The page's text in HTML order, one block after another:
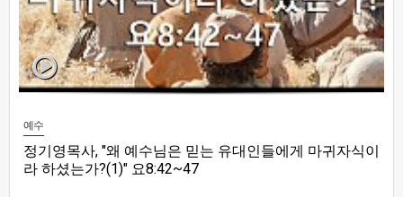
예수
정기영목사, "왜 예수님은 믿는 유대인들에게 마귀자식이
라 하셨는가?(1)" 요8:42~47